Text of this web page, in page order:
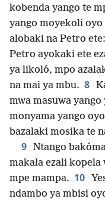
kobenda yango te
yango moyekoli
alobaki na Petro
Petro ayokaki ete
ya likoló, mpo
na mai ya mbu. 8
mwa masuwa
monyama yango
bazalaki mosika te
9 Ntango
makala ezali kopela
mpe mampa. 10
ndambo ya mbisi